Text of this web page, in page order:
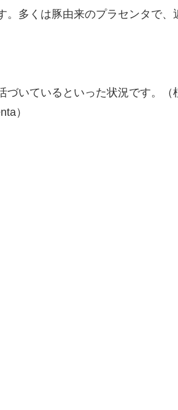
多くは豚由来のプラセンタで、
いているといった状況です。
）